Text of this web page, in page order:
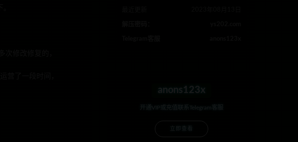
anons123x
开通VIP或充值联系Telegram客服
立即查看